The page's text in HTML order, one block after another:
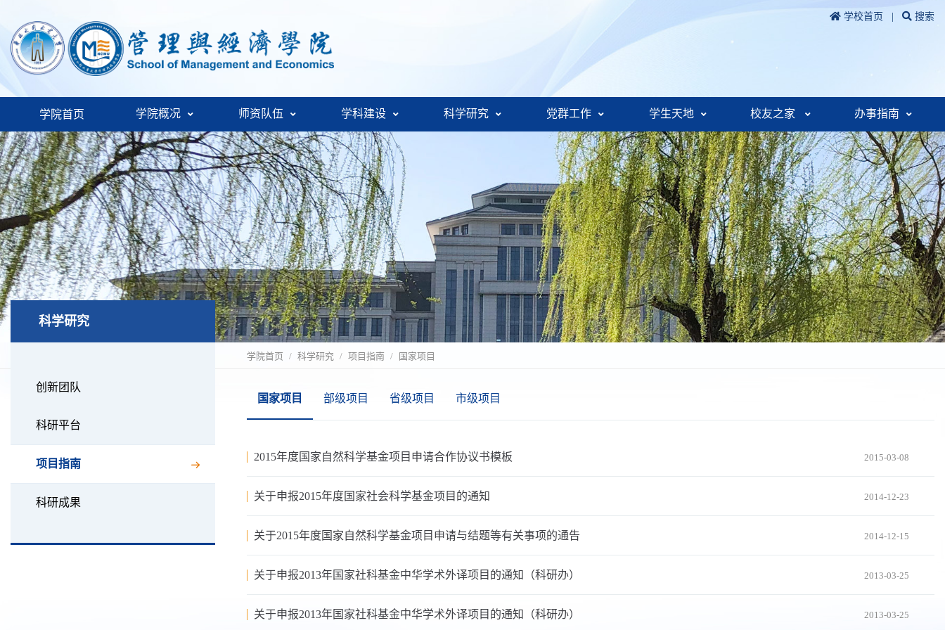
学校首页 搜索
学院首页 学院概况 师资队伍 学科建设 科学研究 党群工作 学生天地 校友之家 办事指南
科学研究
创新团队
科研平台
项目指南
科研成果
学院首页 科学研究 项目指南 国家项目
国家项目 部级项目 省级项目 市级项目
2015年度国家自然科学基金项目申请合作协议书模板 2015-03-08
关于申报2015年度国家社会科学基金项目的通知 2014-12-23
关于2015年度国家自然科学基金项目申请与结题等有关事项的通告 2014-12-15
关于申报2013年国家社科基金中华学术外译项目的通知（科研办） 2013-03-25
关于申报2013年国家社科基金中华学术外译项目的通知（科研办） 2013-03-25